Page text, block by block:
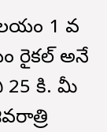
1 వ
రైకల్ అనే
25 కి. మీ